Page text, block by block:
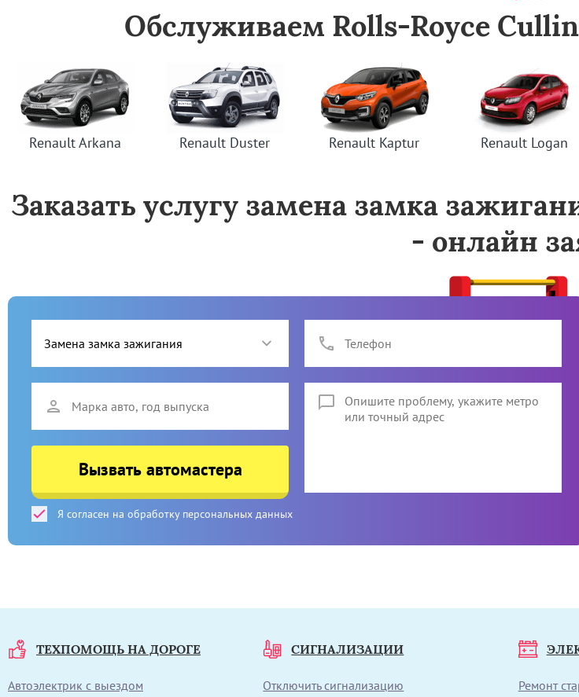
Обслуживаем Rolls-Royce
Renault Arkana Renault Duster Renault Kaptur Renault Logan
Заказать услугу замена замка
- онлайн
Вызвать автомастера
Я согласен на обработку персональных данных
ТЕХПОМОЩЬ НА ДОРОГЕ
Автоэлектрик с выездом
СИГНАЛИЗАЦИИ
Отключить сигнализацию Ремонт